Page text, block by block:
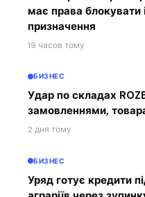
має права блокувати
призначення
19 часов тому
БИЗНЕС
Удар по складах
замовленнями,
2 дня тому
БИЗНЕС
Уряд готує кредити